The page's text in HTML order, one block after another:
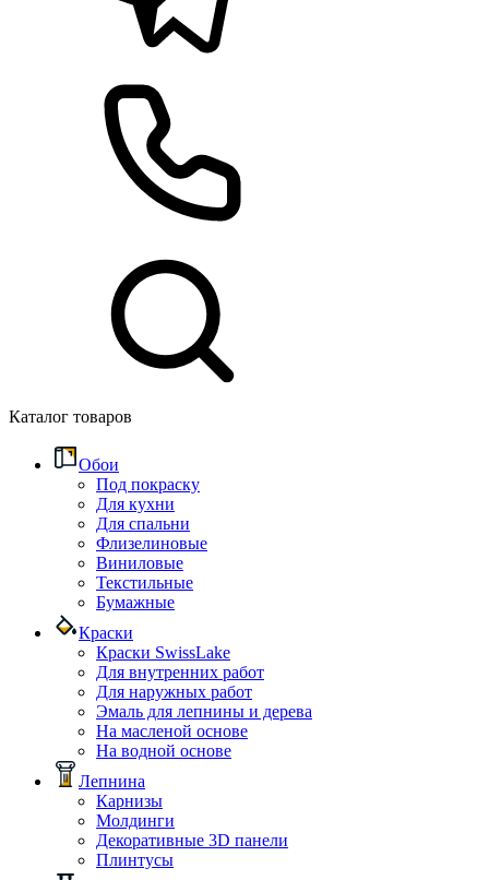
Каталог товаров
Обои
Под покраску
Для кухни
Для спальни
Флизелиновые
Виниловые
Текстильные
Бумажные
Краски
Краски SwissLake
Для внутренних работ
Для наружных работ
Эмаль для лепнины и дерева
На масленой основе
На водной основе
Лепнина
Карнизы
Молдинги
Декоративные 3D панели
Плинтусы